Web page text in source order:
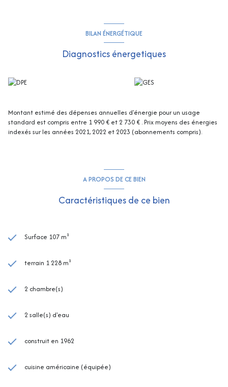
BILAN ÉNERGÉTIQUE
Diagnostics énergetiques
Montant estimé des dépenses annuelles d'énergie pour un usage
standard est compris entre 1 990 € et 2 730 € . Prix moyens des énergies
indexés sur les années 2021, 2022 et 2023 (abonnements compris).
A PROPOS DE CE BIEN
Caractéristiques de ce bien
Surface 107 m²
terrain 1 228 m²
2 chambre(s)
2 salle(s) d'eau
construit en 1962
cuisine américaine (équipée)